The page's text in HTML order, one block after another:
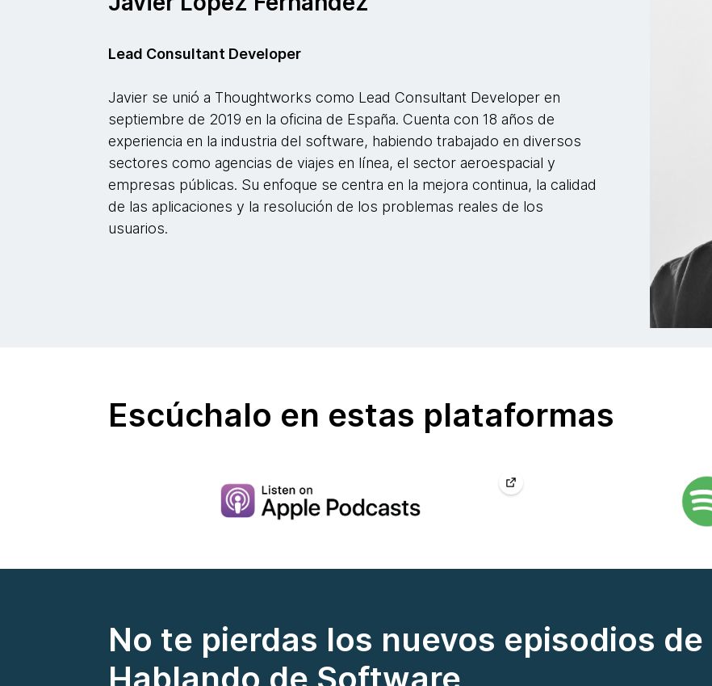
Lead Consultant Developer
Javier se unió a Thoughtworks como Lead Consultant Developer en
septiembre de 2019 en la oficina de España. Cuenta con 18 años de
experiencia en la industria del software, habiendo trabajado en diversos
sectores como agencias de viajes en línea, el sector aeroespacial y
empresas públicas. Su enfoque se centra en la mejora continua, la calidad
de las aplicaciones y la resolución de los problemas reales de los
usuarios.
Escúchalo en estas plataformas
No te pierdas los nuevos episodios de